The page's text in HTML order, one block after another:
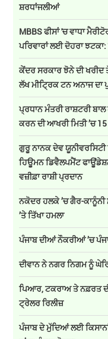
ਸ਼ਰਧਾਂਜਲੀਆਂ
MBBS ਫੀਸਾਂ 'ਚ ਵਾਧਾ
ਪਰਿਵਾਰਾਂ ਲਈ ਦੋਹਰਾ ਝਟਕਾ:
ਕੇਂਦਰ ਸਰਕਾਰ ਝੋਨੇ ਦੀ
ਲੱਖ ਮੀਟ੍ਰਿਕ ਟਨ ਅਨਾਜ ਦਾ
ਪ੍ਰਧਾਨ ਮੰਤਰੀ ਰਾਸ਼ਟਰੀ
ਕਰਨ ਦੀ ਆਖਰੀ ਮਿਤੀ ’ਚ
ਗੁਰੂ ਨਾਨਕ ਦੇਵ
ਹਿਊਮਨ ਡਿਵੈਲਪਮੈਂਟ
ਵਜ਼ੀਫ਼ਾ ਰਾਸ਼ੀ ਪ੍ਰਦਾਨ
ਨਕੋਦਰ ਹਲਕੇ ’ਚ ਗੈਰ-
’ਤੇ ਤਿੱਖਾ ਹਮਲਾ
ਪੰਜਾਬ ਦੀਆਂ ਨੌਕਰੀਆਂ ’ਚ
ਦੀਵਾਨ ਨੇ ਨਗਰ ਨਿਗਮ ਨੂੰ
ਪਿਆਰ, ਟਕਰਾਅ ਤੇ ਨਫ਼ਰਤ ਦੀ
ਟ੍ਰੇਲਰ ਰਿਲੀਜ਼
ਪੰਜਾਬ ਦੇ ਮੁੱਦਿਆਂ ਲਈ